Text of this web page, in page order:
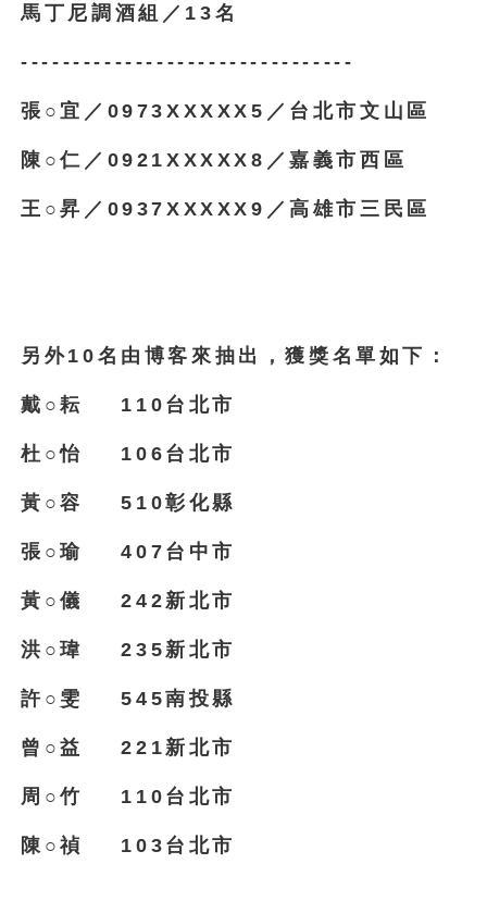
馬丁尼調酒組／13名
--------------------------------
張○宜／0973XXXXX5／台北市文山區
陳○仁／0921XXXXX8／嘉義市西區
王○昇／0937XXXXX9／高雄市三民區
另外10名由博客來抽出，獲獎名單如下：
戴○耘 110台北市
杜○怡 106台北市
黃○容 510彰化縣
張○瑜 407台中市
黃○儀 242新北市
洪○瑋 235新北市
許○雯 545南投縣
曾○益 221新北市
周○竹 110台北市
陳○禎 103台北市